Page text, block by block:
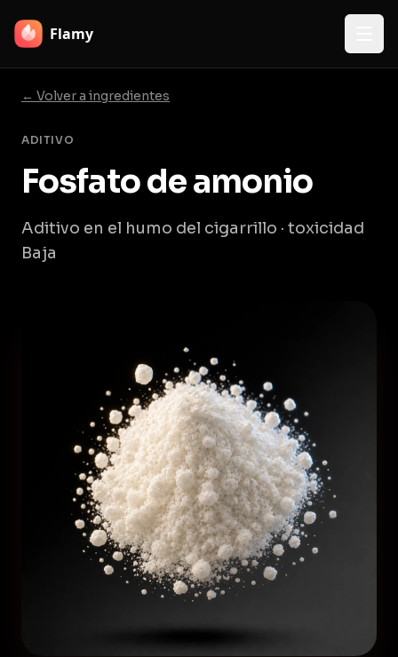
Flamy
← Volver a ingredientes
ADITIVO
Fosfato de amonio
Aditivo en el humo del cigarrillo · toxicidad
Baja